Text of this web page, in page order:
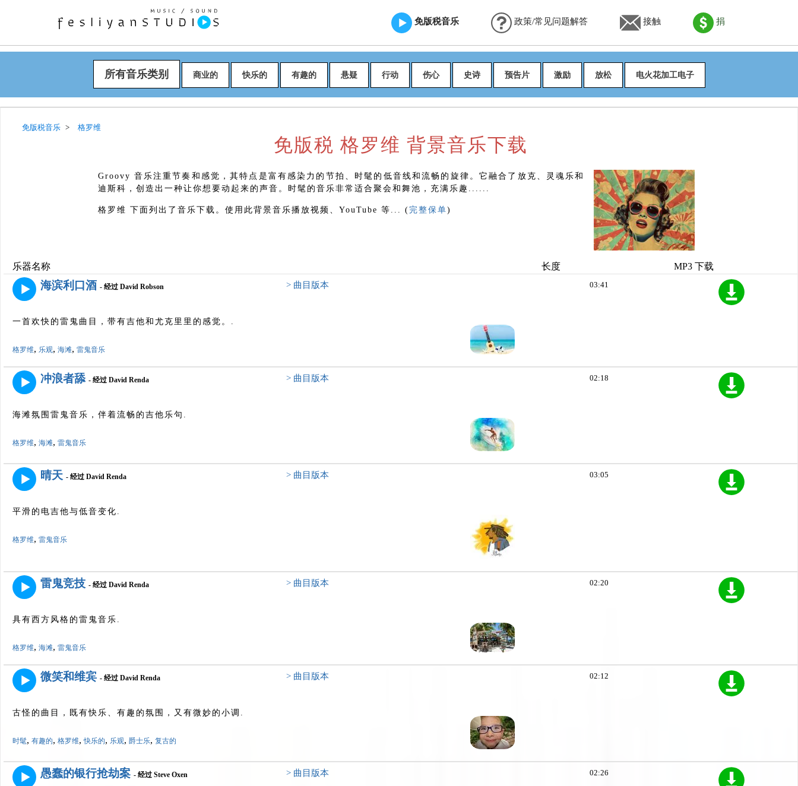
免版税音乐 政策/常见问题解答 接触 捐
所有音乐类别 商业的 快乐的 有趣的 悬疑 行动 伤心 史诗 预告片 激励 放松 电火花加工电子
免版税音乐 格罗维
免版税 格罗维 背景音乐下载
Groovy 音乐注重节奏和感觉，其特点是富有感染力的节拍、时髦的低音线和流畅的旋律。它融合了放克、灵魂乐和
迪斯科，创造出一种让你想要动起来的声音。时髦的音乐非常适合聚会和舞池，充满乐趣......
格罗维 下面列出了音乐下载。使用此背景音乐播放视频、YouTube 等... (完整保单)
乐器名称 长度 MP3 下载
海滨利口酒 - 经过 David Robson > 曲目版本
一首欢快的雷鬼曲目，带有吉他和尤克里里的感觉。.
格罗维, 乐观, 海滩, 雷鬼音乐
03:41
冲浪者舔 - 经过 David Renda > 曲目版本
海滩氛围雷鬼音乐，伴着流畅的吉他乐句.
格罗维, 海滩, 雷鬼音乐
02:18
晴天 - 经过 David Renda > 曲目版本
平滑的电吉他与低音变化.
格罗维, 雷鬼音乐
03:05
雷鬼竞技 - 经过 David Renda > 曲目版本
具有西方风格的雷鬼音乐.
格罗维, 海滩, 雷鬼音乐
02:20
微笑和维宾 - 经过 David Renda > 曲目版本
古怪的曲目，既有快乐、有趣的氛围，又有微妙的小调.
时髦, 有趣的, 格罗维,快乐的, 乐观, 爵士乐, 复古的
02:12
愚蠢的银行抢劫案 - 经过 Steve Oxen > 曲目版本 02:26